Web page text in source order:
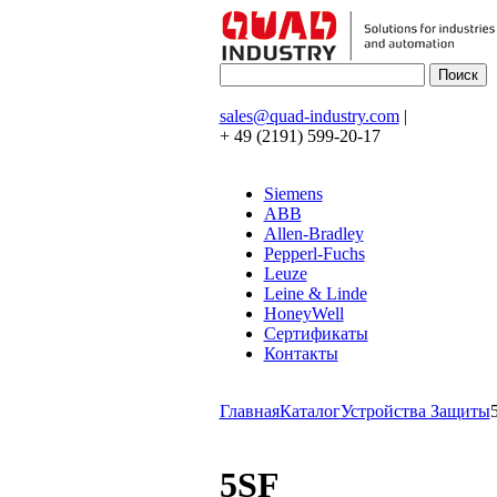
sales@quad-industry.com|
+ 49 (2191) 599-20-17
Siemens
ABB
Allen-Bradley
Pepperl-Fuchs
Leuze
Leine & Linde
HoneyWell
Сертификаты
Контакты
ГлавнаяКаталогУстройства Защиты
5SF